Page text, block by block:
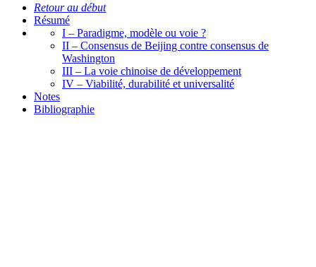
Retour au début
Résumé
I – Paradigme, modèle ou voie ?
II – Consensus de Beijing contre consensus de
Washington
III – La voie chinoise de développement
IV – Viabilité, durabilité et universalité
Notes
Bibliographie